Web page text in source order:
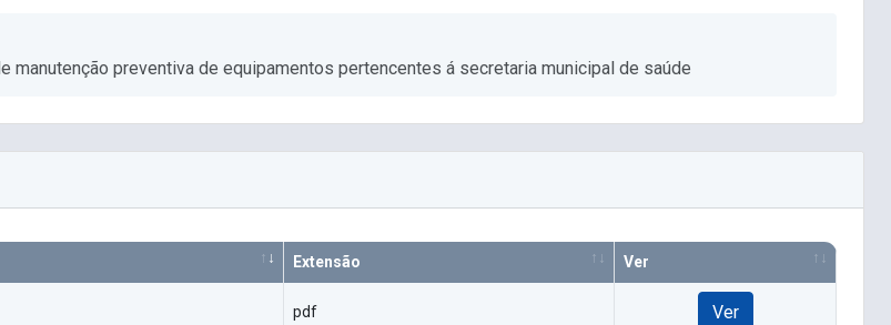
preventiva de equipamentos pertencentes á secretaria municipal de saúde
Extensão Ver
pdf Ver